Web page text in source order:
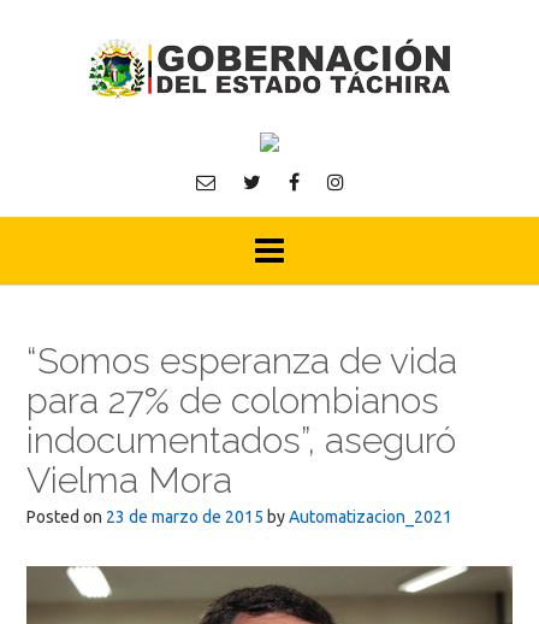
“Somos esperanza de vida
para 27% de colombianos
indocumentados”, aseguró
Vielma Mora
Posted on 23 de marzo de 2015 byAutomatizacion_2021